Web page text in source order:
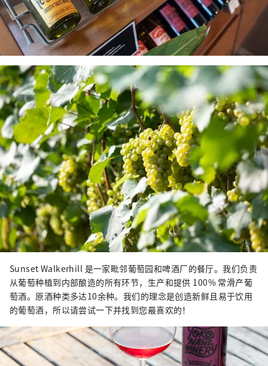
Sunset Walkerhill 是一家毗邻葡萄园和啤酒厂的餐厅。我们负责
从葡萄种植到内部酿造的所有环节，生产和提供 100% 常滑产葡
萄酒。原酒种类多达10余种。我们的理念是创造新鲜且易于饮用
的葡萄酒，所以请尝试一下并找到您最喜欢的！